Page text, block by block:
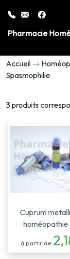
Pharmacie
Accueil
Spasmophilie
3 produits
Cuprum
homéopathie
à partir de